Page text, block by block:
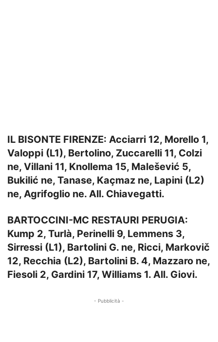
IL BISONTE FIRENZE: Acciarri 12, Morello 1,
Valoppi (L1), Bertolino, Zuccarelli 11, Colzi
ne, Villani 11, Knollema 15, Malešević 5,
Bukilić ne, Tanase, Kaçmaz ne, Lapini (L2)
ne, Agrifoglio ne. All. Chiavegatti.
BARTOCCINI-MC RESTAURI PERUGIA:
Kump 2, Turlà, Perinelli 9, Lemmens 3,
Sirressi (L1), Bartolini G. ne, Ricci, Markovič
12, Recchia (L2), Bartolini B. 4, Mazzaro ne,
Fiesoli 2, Gardini 17, Williams 1. All. Giovi.
- Pubblicità -